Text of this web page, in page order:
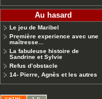
Au hasard
Le jeu de Maribel
Première experience avec une
maîtresse...
La fabuleuse histoire de
Sandrine et Sylvie
Refus d’obstacle
14- Pierre, Agnès et les autres